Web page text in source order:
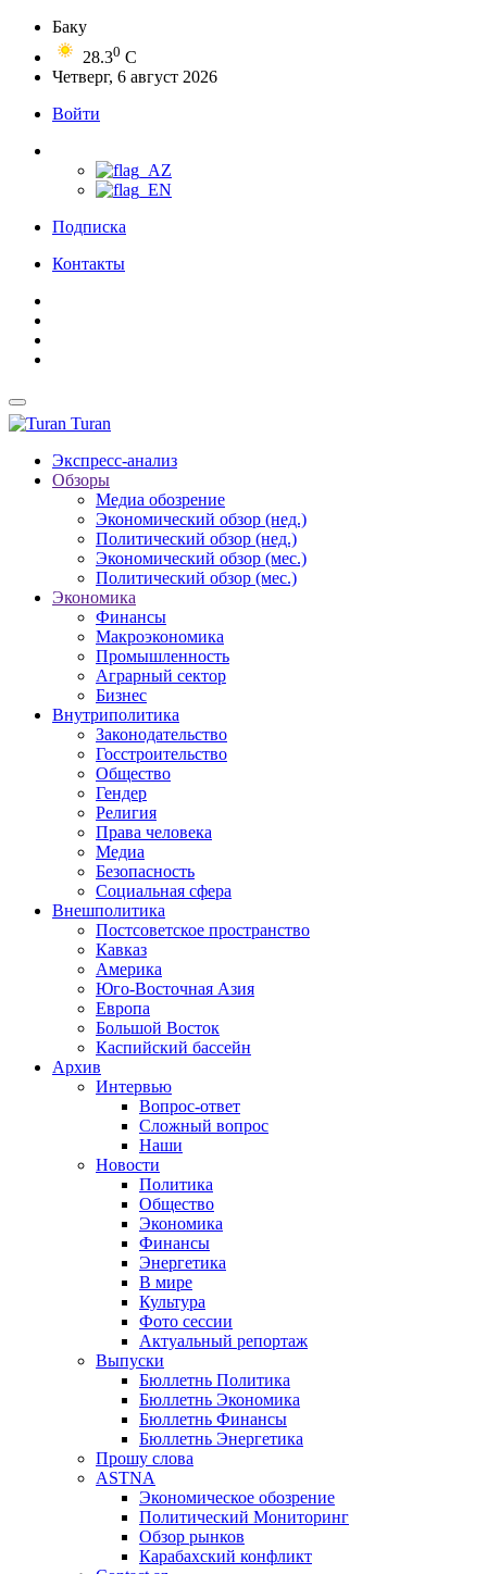
Баку
28.30 C
Четверг, 6 август 2026
Войти
Подписка
Контакты
Turan
Экспресс-анализ
Обзоры
Медиа обозрение
Экономический обзор (нед.)
Политический обзор (нед.)
Экономический обзор (мес.)
Политический обзор (мес.)
Экономика
Финансы
Макроэкономика
Промышленность
Аграрный сектор
Бизнес
Внутриполитика
Законодательство
Госстроительство
Общество
Гендер
Религия
Права человека
Медиа
Безопасность
Социальная сфера
Внешполитика
Постсоветское пространство
Кавказ
Америка
Юго-Восточная Азия
Европа
Большой Восток
Каспийский бассейн
Архив
Интервью
Вопрос-ответ
Сложный вопрос
Наши
Новости
Политика
Общество
Экономика
Финансы
Энергетика
В мире
Культура
Фото сессии
Актуальный репортаж
Выпуски
Бюллетнь Политика
Бюллетнь Экономика
Бюллетнь Финансы
Бюллетнь Энергетика
Прошу слова
ASTNA
Экономическое обозрение
Политический Мониторинг
Обзор рынков
Карабахский конфликт